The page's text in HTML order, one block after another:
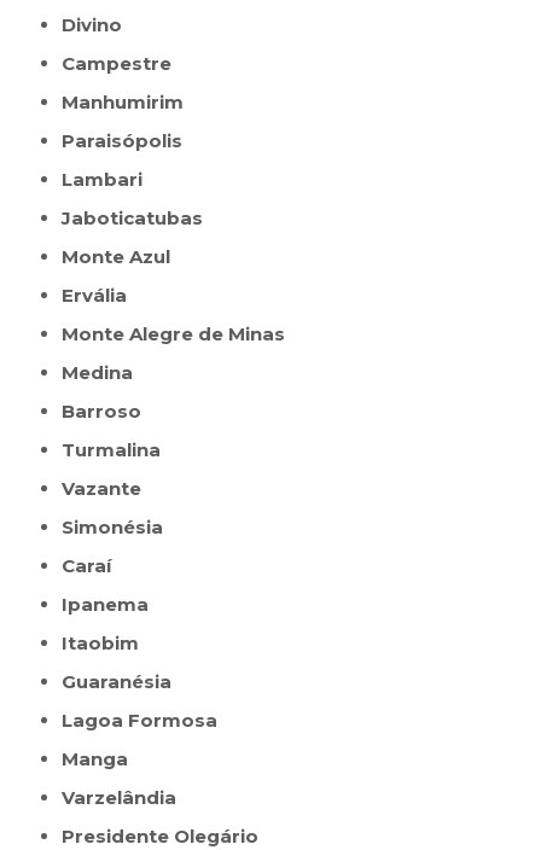
Divino
Campestre
Manhumirim
Paraisópolis
Lambari
Jaboticatubas
Monte Azul
Ervália
Monte Alegre de Minas
Medina
Barroso
Turmalina
Vazante
Simonésia
Caraí
Ipanema
Itaobim
Guaranésia
Lagoa Formosa
Manga
Varzelândia
Presidente Olegário